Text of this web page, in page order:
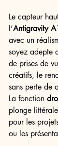
Le capteur
l’Antigravity
avec un
soyez adepte
de prises de
créatifs, le
sans perte de
La fonction
plonge
pour les
ou les